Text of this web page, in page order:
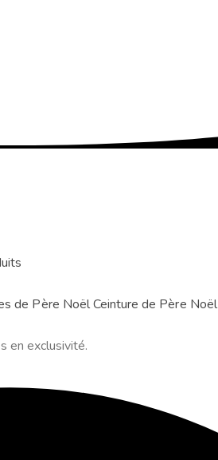
de Père NoëlCeinture de Père Noël
en exclusivité.